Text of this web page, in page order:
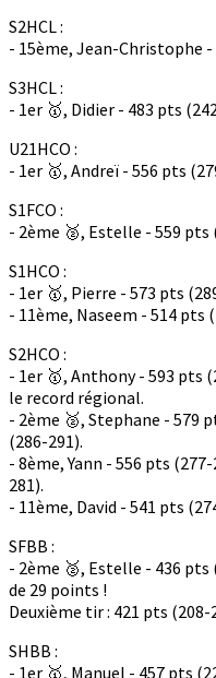
S2HCL :
- 15ème, Jean-Christophe -
S3HCL :
- 1er 🥇, Didier - 483 pts
U21HCO :
- 1er 🥇, Andreï - 556 pts
S1FCO :
- 2ème 🥈, Estelle - 559 pts
S1HCO :
- 1er 🥇, Pierre - 573 pts
- 11ème, Naseem - 514 pts
S2HCO :
- 1er 🥇, Anthony - 593 pts
le record régional.
- 2ème 🥈, Stephane - 579
(286-291).
- 8ème, Yann - 556 pts
281).
- 11ème, David - 541 pts
SFBB :
- 2ème 🥈, Estelle - 436
de 29 points !
Deuxième tir : 421 pts (208-
SHBB :
- 1er 🥇, Manuel - 457 pts